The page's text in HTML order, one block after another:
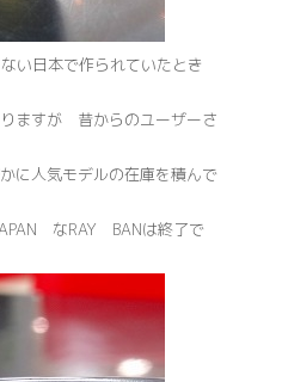
い日本で作られていたとき
ますが 昔からのユーザーさ
に人気モデルの在庫を積んで
なRAY BANは終了で